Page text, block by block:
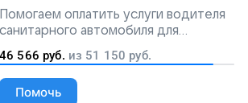
попадут на лечение
Помогаем оплатить услуги водителя
санитарного автомобиля для
перевозки тяжелобольных людей
46 566 руб. из 51 150 руб.
Помочь